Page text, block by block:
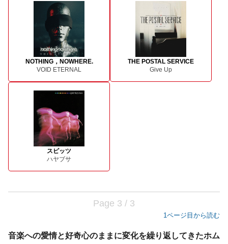
NOTHING，NOWHERE.
VOID ETERNAL
THE POSTAL SERVICE
Give Up
スピッツ
ハヤブサ
Page 3 / 3
1ページ目から読む
音楽への愛情と好奇心のままに変化を繰り返してきたホム